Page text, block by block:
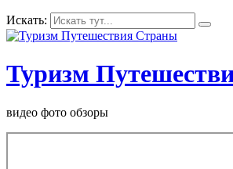
Искать:
Туризм
видео фото обзоры